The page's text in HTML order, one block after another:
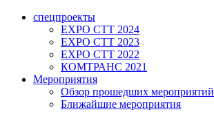
спецпроекты
EXPO CTT 2024
EXPO CTT 2023
EXPO CTT 2022
КОМТРАНС 2021
Мероприятия
Обзор прошедших мероприятий
Ближайшие мероприятия